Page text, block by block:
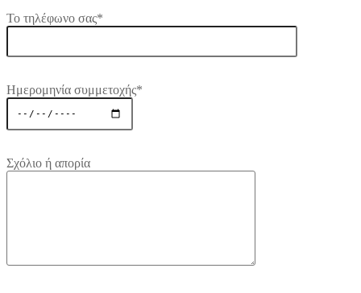
Το τηλέφωνο σας*
Ημερομηνία συμμετοχής*
Σχόλιο ή απορία